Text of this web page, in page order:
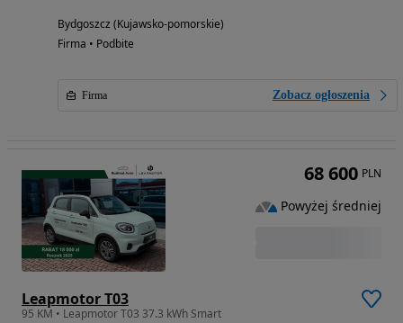
Bydgoszcz (Kujawsko-pomorskie)
Firma • Podbite
Firma Zobacz ogłoszenia
Leapmotor T03
95 KM • Leapmotor T03 37.3 kWh Smart
68 600 PLN
Powyżej średniej